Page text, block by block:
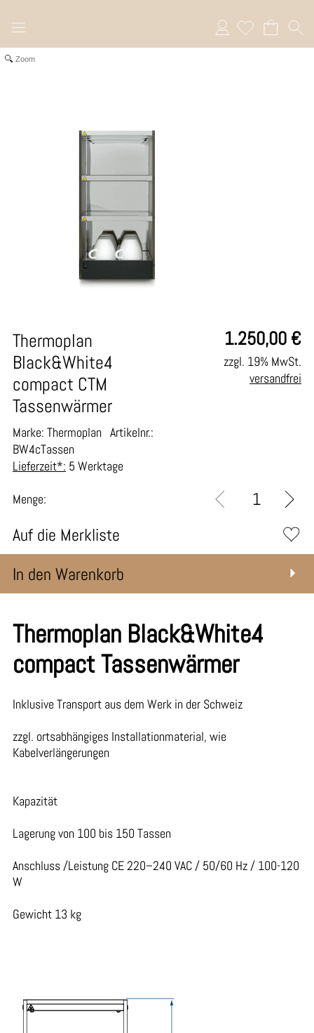
Anmelden
Zoom
1.250,00 €
Thermoplan
Black&White4
compact CTM
Tassenwärmer
Marke: Thermoplan Artikelnr.:
BW4cTassen
Lieferzeit*: 5 Werktage
zzgl. 19% MwSt.
versandfrei
Menge:
Auf die Merkliste
In den Warenkorb
Thermoplan Black&White4
compact Tassenwärmer
Inklusive Transport aus dem Werk in der Schweiz
zzgl. ortsabhängiges Installationmaterial, wie
Kabelverlängerungen
Kapazität
Lagerung von 100 bis 150 Tassen
Anschluss /Leistung CE 220–240 VAC / 50/60 Hz / 100-120
W
Gewicht 13 kg